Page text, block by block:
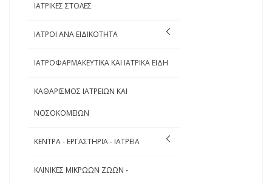
ΙΑΤΡΙΚΕΣ ΣΤΟΛΕΣ
ΙΑΤΡΟΙ ΑΝΑ ΕΙΔΙΚΟΤΗΤΑ
ΙΑΤΡΟΦΑΡΜΑΚΕΥΤΙΚΑ ΚΑΙ ΙΑΤΡΙΚΑ ΕΙΔΗ
ΚΑΘΑΡΙΣΜΟΣ ΙΑΤΡΕΙΩΝ ΚΑΙ
ΝΟΣΟΚΟΜΕΙΩΝ
ΚΕΝΤΡΑ - ΕΡΓΑΣΤΗΡΙΑ - ΙΑΤΡΕΙΑ
ΚΛΙΝΙΚΕΣ ΜΙΚΡΩΩΝ ΖΩΩΝ -